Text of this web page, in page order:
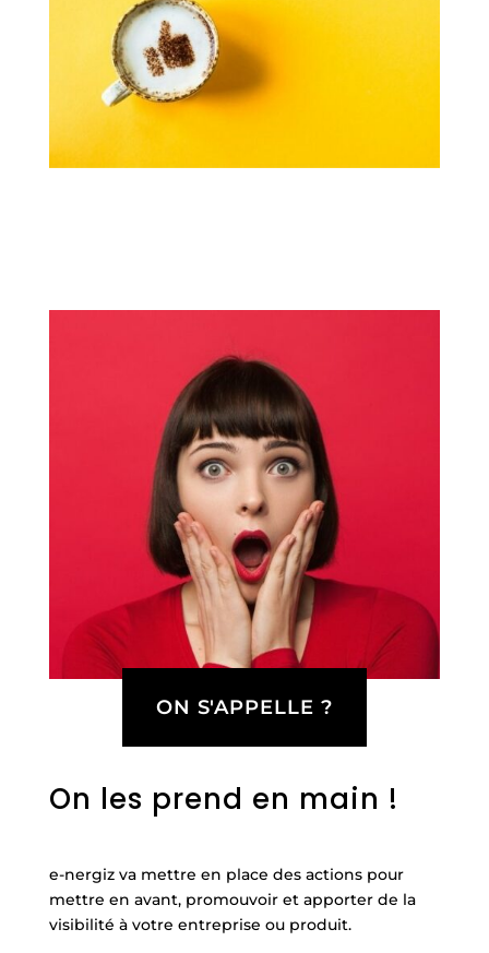
ON S'APPELLE ?
On les prend en main !
e-nergiz va mettre en place des actions pour
mettre en avant, promouvoir et apporter de la
visibilité à votre entreprise ou produit.